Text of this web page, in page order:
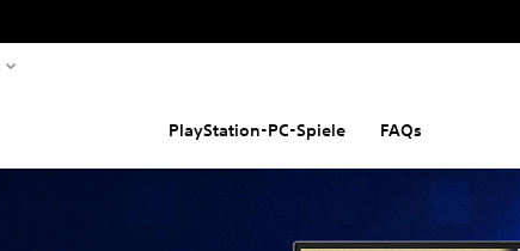
PlayStation-PC-Spiele FAQs